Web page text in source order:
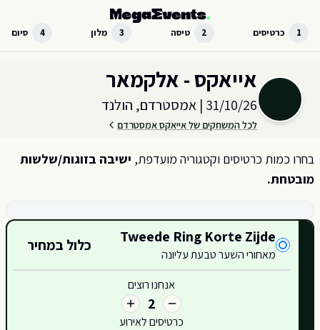
1 כרטיסים 2 טיסה 3 מלון 4 סיום
בחר כמות וקטגוריית כרטיסים עבור האירוע ב
אייאקס - אלקמאר
31/10/26
| אמסטרדם, הולנד
לכל המשחקים של אייאקס אמסטרדם
בחרו כמות כרטיסים וקטגוריה מועדפת, ישיבה בזוגות/שלשות
מובטחת.
קטגוריות כרטיסים זמינות
Tweede Ring Korte Zijde
מאחורי השער טבעת עליונה
כלול במחיר
אנחנו רוצים
2
כרטיסים לאירוע